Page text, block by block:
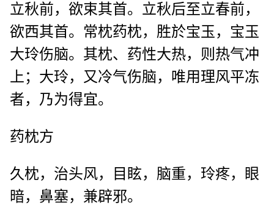
立秋前，欲束其首。立秋后至立春前，
欲西其首。常枕药枕，胜於宝玉，宝玉
大玲伤脑。其枕、药性大热，则热气冲
上；大玲，又冷气伤脑，唯用理风平冻
者，乃为得宜。
药枕方
久枕，治头风，目眩，脑重，玲疼，眼
暗，鼻塞，兼辟邪。